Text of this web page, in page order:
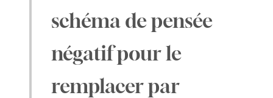
schéma de pensée
négatif pour le
remplacer par